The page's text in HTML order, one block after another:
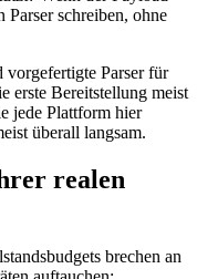
schreiben, ohne
vorgefertigte Parser für
erste Bereitstellung meist
jede Plattform hier
überall langsam.
realen
brechen an